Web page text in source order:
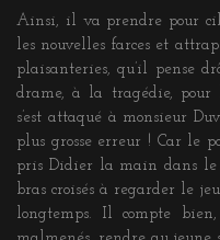
Ainsi, il va prendre pour
les nouvelles farces et
plaisanteries, qu’il pense
drame, à la tragédie,
s’est attaqué à monsieur
plus grosse erreur ! Car le
pris Didier la main dans le
bras croisés à regarder le
longtemps. Il compte